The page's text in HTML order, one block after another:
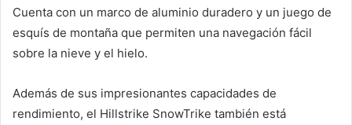
Cuenta con un marco de aluminio duradero y un juego de
esquís de montaña que permiten una navegación fácil
sobre la nieve y el hielo.
Además de sus impresionantes capacidades de
rendimiento, el Hillstrike SnowTrike también está